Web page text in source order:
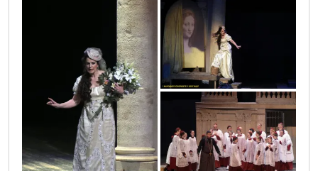
vic2413
vic2417
vic2428